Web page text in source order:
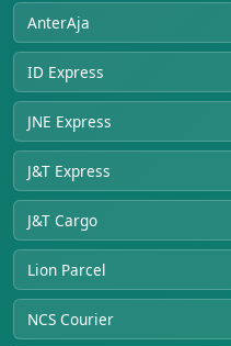
AnterAja
ID Express
JNE Express
J&T Express
J&T Cargo
Lion Parcel
NCS Courier